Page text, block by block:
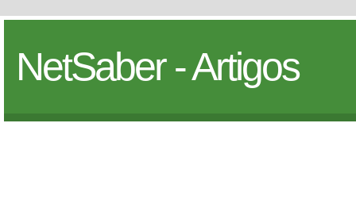
NetSaber - Artigos